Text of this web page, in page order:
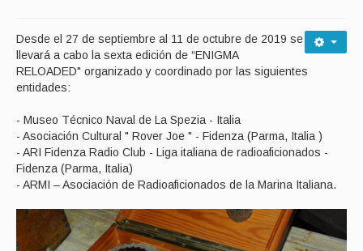
Desde el 27 de septiembre al 11 de octubre de 2019 se
llevará a cabo la sexta edición de “ENIGMA
RELOADED" organizado y coordinado por las siguientes
entidades:
- Museo Técnico Naval de La Spezia - Italia
- Asociación Cultural " Rover Joe " - Fidenza (Parma, Italia )
- ARI Fidenza Radio Club - Liga italiana de radioaficionados -
Fidenza (Parma, Italia)
- ARMI – Asociación de Radioaficionados de la Marina Italiana.